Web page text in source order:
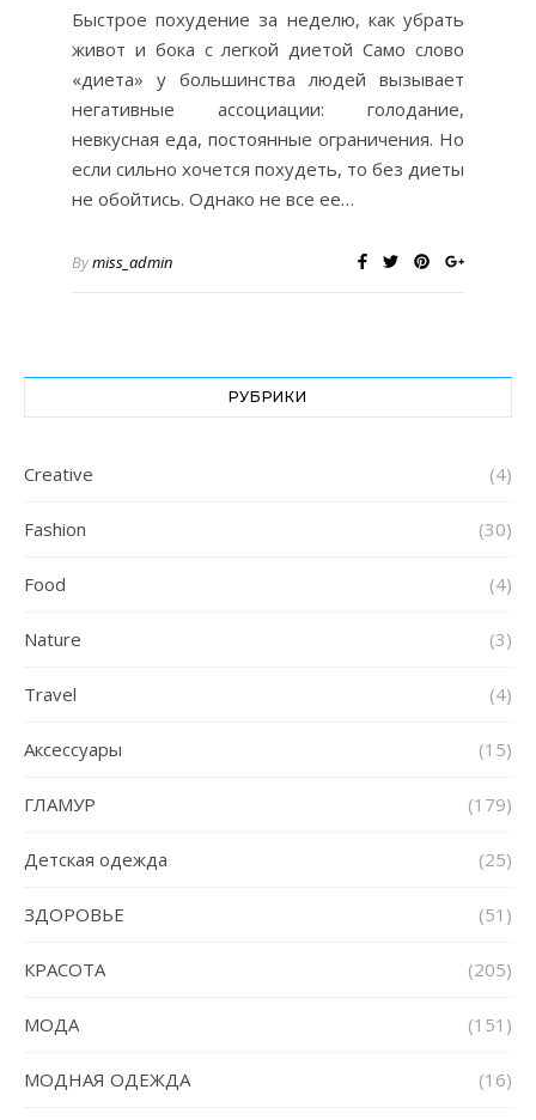
Быстрое похудение за неделю, как убрать
живот и бока с легкой диетой Само слово
«диета» у большинства людей вызывает
негативные ассоциации: голодание,
невкусная еда, постоянные ограничения. Но
если сильно хочется похудеть, то без диеты
не обойтись. Однако не все ее…
Bymiss_admin
РУБРИКИ
Creative (4)
Fashion (30)
Food (4)
Nature (3)
Travel (4)
Аксессуары (15)
ГЛАМУР (179)
Детская одежда (25)
ЗДОРОВЬЕ (51)
КРАСОТА (205)
МОДА (151)
МОДНАЯ ОДЕЖДА (16)